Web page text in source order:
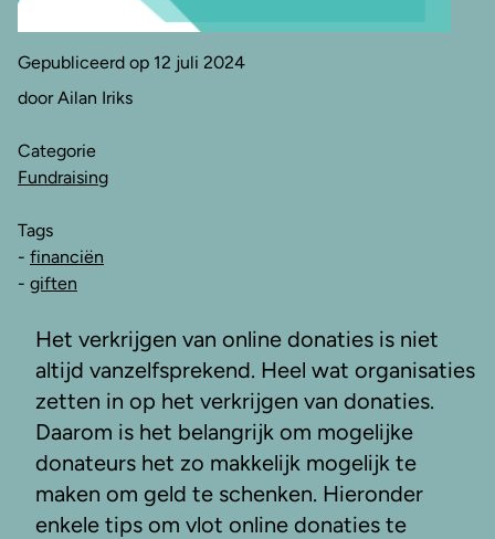
Gepubliceerd op 12 juli 2024
door Ailan Iriks
Categorie
Fundraising
Tags
- financiën
- giften
Het verkrijgen van online donaties is niet
altijd vanzelfsprekend. Heel wat organisaties
zetten in op het verkrijgen van donaties.
Daarom is het belangrijk om mogelijke
donateurs het zo makkelijk mogelijk te
maken om geld te schenken. Hieronder
enkele tips om vlot online donaties te